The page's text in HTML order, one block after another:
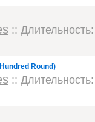
::
Round)
::